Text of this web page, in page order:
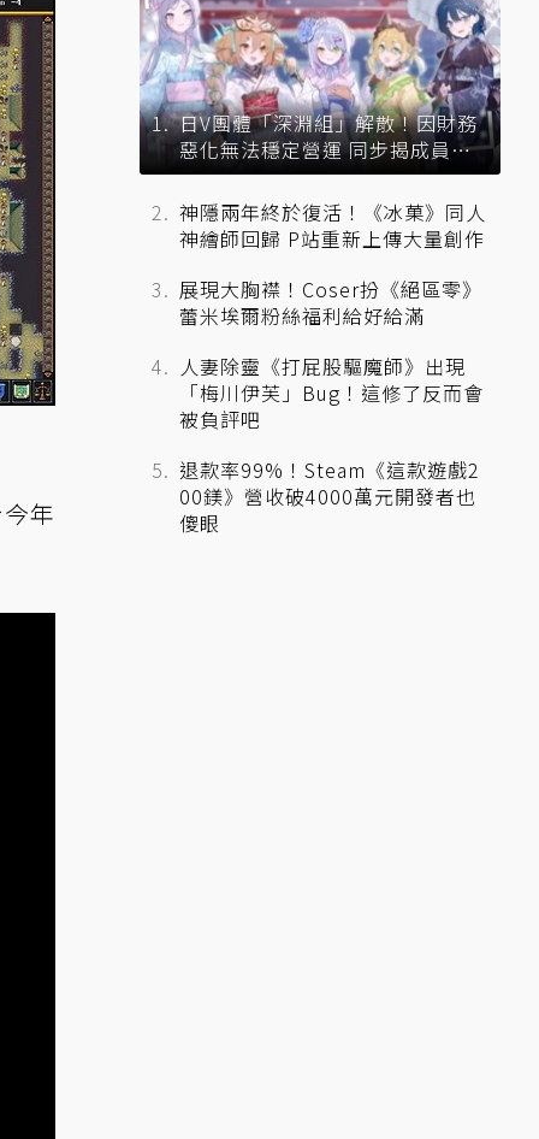
年
日V團體「深淵組」解散！因財務
惡化無法穩定營運 同步揭成員未
來去向
神隱兩年終於復活！《冰菓》同人
神繪師回歸 P站重新上傳大量創作
展現大胸襟！Coser扮《絕區零》
蕾米埃爾粉絲福利給好給滿
人妻除靈《打屁股驅魔師》出現
「梅川伊芙」Bug！這修了反而會
被負評吧
退款率99%！Steam《這款遊戲2
00鎂》營收破4000萬元開發者也
傻眼